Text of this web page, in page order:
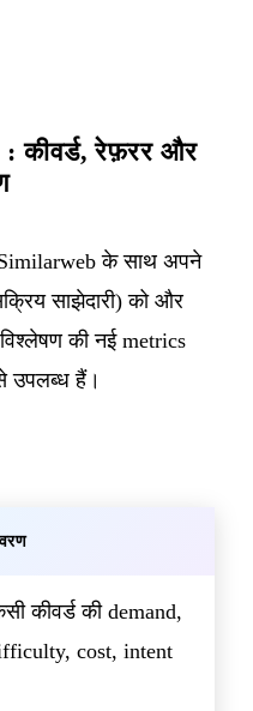
कीवर्ड, रेफ़रर और
के साथ अपने
साझेदारी) को और
विश्लेषण की नई metrics
उपलब्ध हैं।
कीवर्ड की demand,
cost, intent